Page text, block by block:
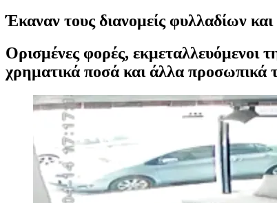
Έκαναν τους διανομείς φυλλαδίων
Ορισμένες φορές, εκμεταλλευόμενοι
χρηματικά ποσά και άλλα προσωπικά